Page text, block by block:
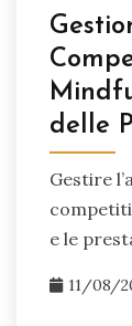
delle
Gestire
e le
11/08/